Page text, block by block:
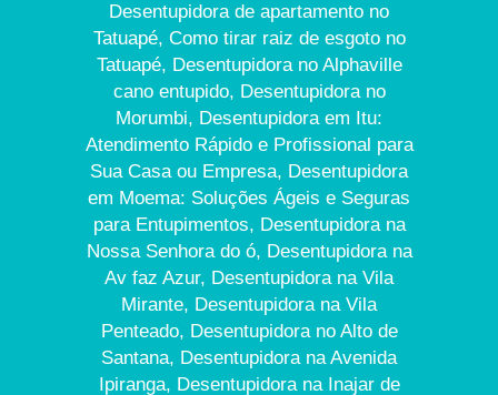
Desentupidora de apartamento no
Tatuapé, Como tirar raiz de esgoto no
Tatuapé, Desentupidora no Alphaville
cano entupido, Desentupidora no
Morumbi, Desentupidora em Itu:
Atendimento Rápido e Profissional para
Sua Casa ou Empresa, Desentupidora
em Moema: Soluções Ágeis e Seguras
para Entupimentos, Desentupidora na
Nossa Senhora do ó, Desentupidora na
Av faz Azur, Desentupidora na Vila
Mirante, Desentupidora na Vila
Penteado, Desentupidora no Alto de
Santana, Desentupidora na Avenida
Ipiranga, Desentupidora na Inajar de